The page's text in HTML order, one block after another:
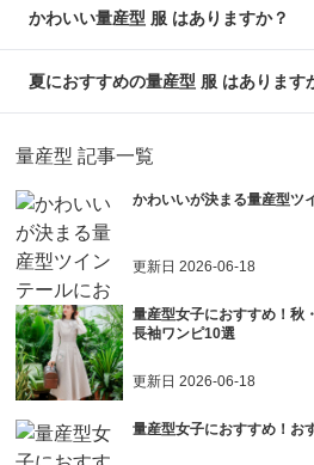
かわいい量産型 服 はありますか？
夏におすすめの量産型 服 はあります
量産型 記事一覧
かわいいが決まる量産型ツ
更新日2026-06-18
量産型女子におすすめ！秋
長袖ワンピ10選
更新日2026-06-18
量産型女子におすすめ！お